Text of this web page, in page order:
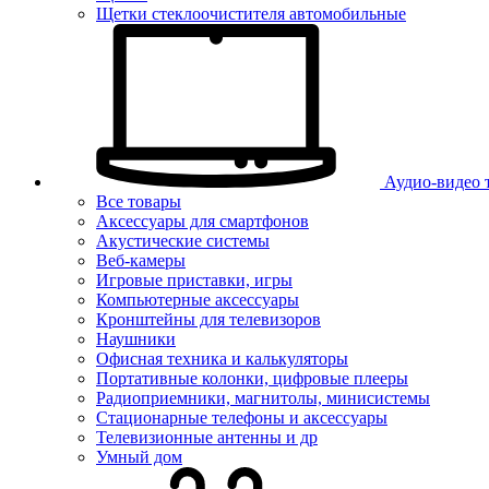
Щетки стеклоочистителя автомобильные
Аудио-видео
Все товары
Аксессуары для смартфонов
Акустические системы
Веб-камеры
Игровые приставки, игры
Компьютерные аксессуары
Кронштейны для телевизоров
Наушники
Офисная техника и калькуляторы
Портативные колонки, цифровые плееры
Радиоприемники, магнитолы, минисистемы
Стационарные телефоны и аксессуары
Телевизионные антенны и др
Умный дом